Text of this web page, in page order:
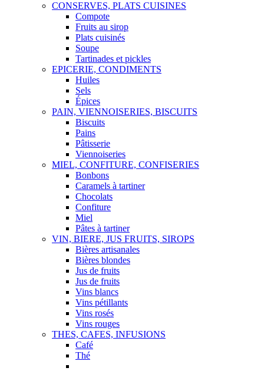
CONSERVES, PLATS CUISINES
Compote
Fruits au sirop
Plats cuisinés
Soupe
Tartinades et pickles
EPICERIE, CONDIMENTS
Huiles
Sels
Épices
PAIN, VIENNOISERIES, BISCUITS
Biscuits
Pains
Pâtisserie
Viennoiseries
MIEL, CONFITURE, CONFISERIES
Bonbons
Caramels à tartiner
Chocolats
Confiture
Miel
Pâtes à tartiner
VIN, BIERE, JUS FRUITS, SIROPS
Bières artisanales
Bières blondes
Jus de fruits
Jus de fruits
Vins blancs
Vins pétillants
Vins rosés
Vins rouges
THES, CAFES, INFUSIONS
Café
Thé